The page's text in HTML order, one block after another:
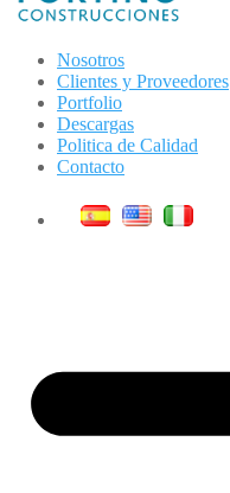
Nosotros
Clientes y Proveedores
Portfolio
Descargas
Politica de Calidad
Contacto